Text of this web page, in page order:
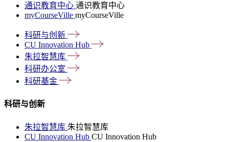
通识教育中心 通识教育中心
myCourseVille myCourseVille
科研与创新
CU Innovation Hub
朱拉智慧库
科研办公室
科研基金
科研与创新
朱拉智慧库 朱拉智慧库
CU Innovation Hub CU Innovation Hub